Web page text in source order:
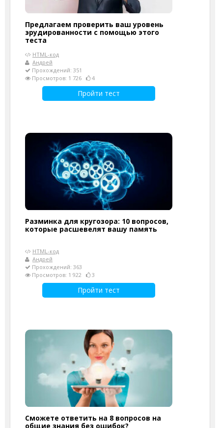
Предлагаем проверить ваш уровень
эрудированности с помощью этого
теста
HTML-код
Андрей
Прохождений: 351
Просмотров: 1 726
4
Пройти тест
Разминка для кругозора: 10 вопросов,
которые расшевелят вашу память
HTML-код
Андрей
Прохождений: 363
Просмотров: 1 922
3
Пройти тест
Сможете ответить на 8 вопросов на
общие знания без ошибок?